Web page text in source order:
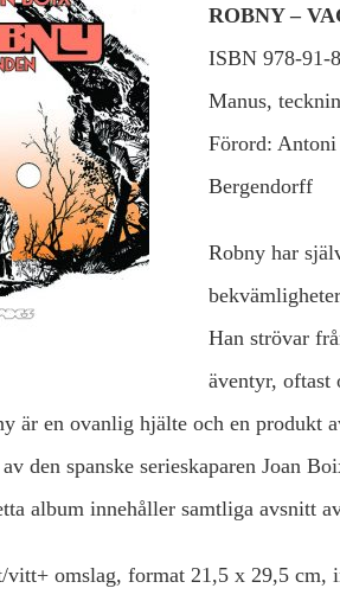
ROBNY –
ISBN 978-91-
Manus,
Förord:
Bergendorff
Robny har
Han strövar
äventyr, oftast
är en ovanlig hjälte och en produkt
den spanske serieskaparen Joan
album innehåller samtliga avsnitt
vitt+ omslag, format 21,5 x 29,5 cm,